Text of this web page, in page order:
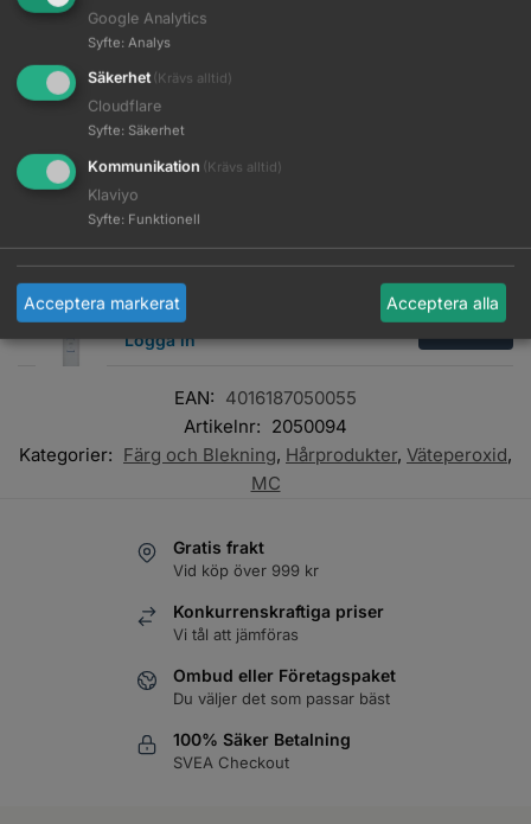
M:C Creme Oxidant 6% 1000 ml
Logga in
M:C Creme Oxidant 12% 1000 ml
M:C Creme Väte 1.9%
Logga in
Logga in
M:C Creme Väte 9%
Logga in
EAN: 4016187050055
Artikelnr: 2050094
Kategorier: Färg och Blekning, Hårprodukter, Väteperoxid,
MC
Gratis frakt
Vid köp över 999 kr
Konkurrenskraftiga priser
Vi tål att jämföras
Ombud eller Företagspaket
Du väljer det som passar bäst
100% Säker Betalning
SVEA Checkout
Google Analytics
Syfte: Analys
Säkerhet (Krävs alltid)
Cloudflare
Syfte: Säkerhet
Kommunikation (Krävs alltid)
Klaviyo
Syfte: Funktionell
Acceptera markerat Acceptera alla